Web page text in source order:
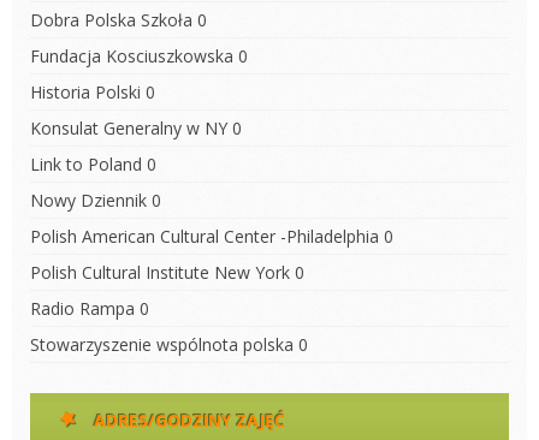
Dobra Polska Szkoła 0
Fundacja Kosciuszkowska 0
Historia Polski 0
Konsulat Generalny w NY 0
Link to Poland 0
Nowy Dziennik 0
Polish American Cultural Center -Philadelphia 0
Polish Cultural Institute New York 0
Radio Rampa 0
Stowarzyszenie wspólnota polska 0
ADRES/GODZINY ZAJĘĆ